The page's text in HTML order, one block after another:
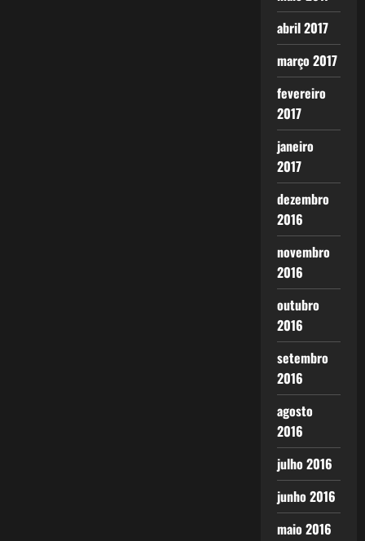
abril 2017
março 2017
fevereiro
2017
janeiro
2017
dezembro
2016
novembro
2016
outubro
2016
setembro
2016
agosto
2016
julho 2016
junho 2016
maio 2016